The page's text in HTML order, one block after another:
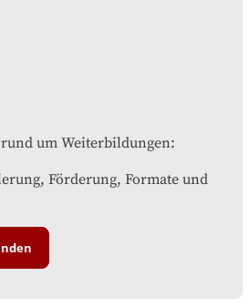
um Weiterbildungen:
Förderung, Formate und